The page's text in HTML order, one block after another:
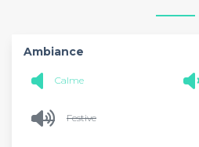
Ambiance
Calme
Festive